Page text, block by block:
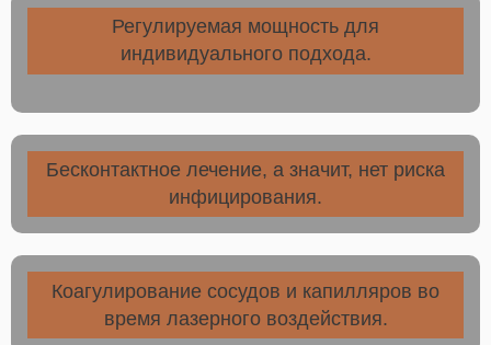
Регулируемая мощность для
индивидуального подхода.
Бесконтактное лечение, а значит, нет риска
инфицирования.
Коагулирование сосудов и капилляров во
время лазерного воздействия.